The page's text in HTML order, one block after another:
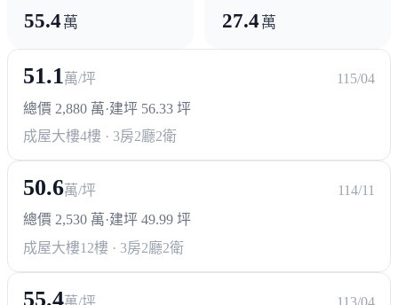
55.4 萬 27.4 萬
51.1萬/坪
115/04
總價 2,880 萬·建坪 56.33 坪
成屋大樓4樓 · 3房2廳2衛
50.6萬/坪
114/11
總價 2,530 萬·建坪 49.99 坪
成屋大樓12樓 · 3房2廳2衛
55.4萬/坪
113/04